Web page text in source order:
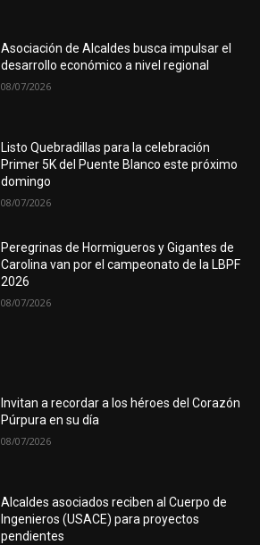
Asociación de Alcaldes busca impulsar el
desarrollo económico a nivel regional
08/07/2026
Listo Quebradillas para la celebración
Primer 5K del Puente Blanco este próximo
domingo
08/07/2026
Peregrinas de Hormigueros y Gigantes de
Carolina van por el campeonato de la LBPF
2026
08/07/2026
Invitan a recordar a los héroes del Corazón
Púrpura en su día
08/07/2026
Alcaldes asociados reciben al Cuerpo de
Ingenieros (USACE) para proyectos
pendientes